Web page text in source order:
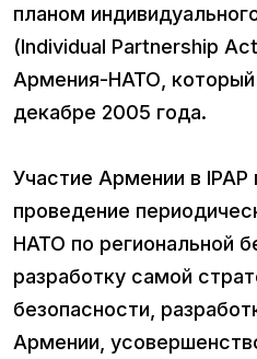
планом
(Individual Partnership
Армения-НАТО, который
декабре 2005 года.
Участие Армении в IPAP
проведение
НАТО по региональной
разработку самой
безопасности,
Армении,